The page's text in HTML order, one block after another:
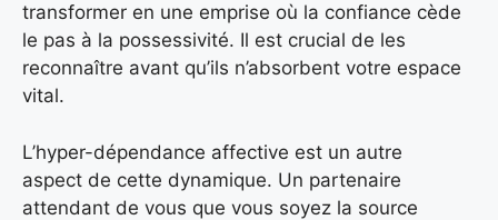
transformer en une emprise où la confiance cède
le pas à la possessivité. Il est crucial de les
reconnaître avant qu’ils n’absorbent votre espace
vital.
L’hyper-dépendance affective est un autre
aspect de cette dynamique. Un partenaire
attendant de vous que vous soyez la source